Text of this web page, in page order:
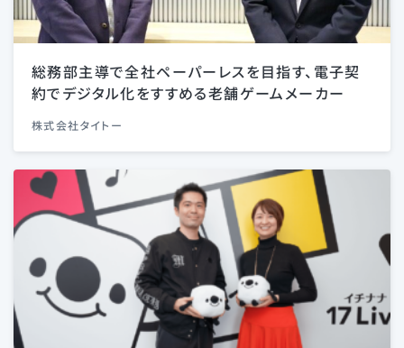
総務部主導で全社ペーパーレスを目指す、電子契
約でデジタル化をすすめる老舗ゲームメーカー
株式会社タイトー